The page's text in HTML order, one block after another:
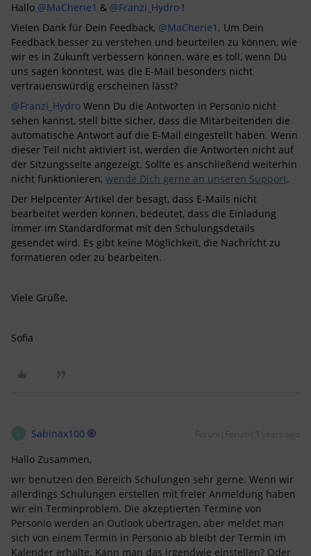
Hallo @MaCherie1 & @Franzi_Hydro !
Vielen Dank für Dein Feedback, @MaCherie1 . Um Dein
Feedback besser zu verstehen und beurteilen zu können, wie
wir es in Zukunft verbessern können, wäre es toll, wenn Du
uns sagen könntest, was die E-Mail besonders nicht
vertrauenswürdig erscheinen lässt?
@Franzi_Hydro Wenn Du die Antworten in Personio nicht
sehen kannst, stell bitte sicher, dass die Mitarbeitenden die
automatische Antwort auf die E-Mail eingestellt haben. Wenn
dieser Teil nicht aktiviert ist, werden die Antworten nicht auf
der Sitzungsseite angezeigt. Sollte es anschließend weiterhin
nicht funktionieren, wende Dich gerne an unseren Support.
Der Helpcenter Artikel der besagt, dass E-Mails nicht
bearbeitet werden können, bedeutet, dass die Einladung
immer im Standardformat mit den Schulungsdetails
gesendet wird. Es gibt keine Möglichkeit, die Nachricht zu
formatieren oder zu bearbeiten.
Viele Grüße,
Sofia
Sabinax100 Forum|Forum|3 years ago
Hallo Zusammen,
wir benutzen den Bereich Schulungen sehr gerne. Wenn wir
allerdings Schulungen erstellen mit freier Anmeldung haben
wir ein Terminproblem. Die akzeptierten Termine von
Personio werden an Outlook übertragen, aber meldet man
sich von einem Termin in Personio ab bleibt der Termin im
Kalender erhalte. Kann man das irgendwie einstellen? Oder